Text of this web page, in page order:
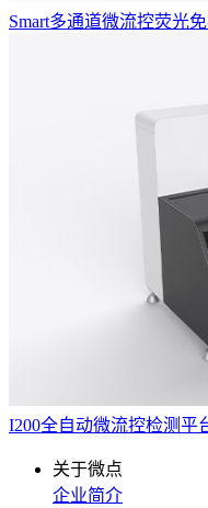
Smart多通道微流控荧光
I200全自动微流控检测平
关于微点
企业简介